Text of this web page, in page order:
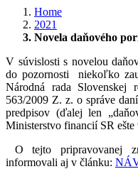
Home
2021
Novela daňového
V súvislosti s novelou
do pozornosti niekoľko
Národná rada Slovenskej
563/2009 Z. z. o správe
predpisov (ďalej len
Ministerstvo financií SR
O tejto pripravovanej
informovali aj v článku: